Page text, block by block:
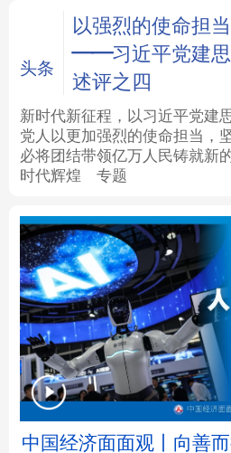
学术中国 乡村振兴
城市 旅游
彩票 娱乐
公益 一带一路
地方频道
北京 天津
辽宁 吉林
浙江 安徽
头条
以强烈的使命担
——习近平党建思
述评之四
新时代新征程，以习近平党建
党人以更加强烈的使命担当，
必将团结带领亿万人民铸就新
时代辉煌
专题
中国经济面面观丨向善